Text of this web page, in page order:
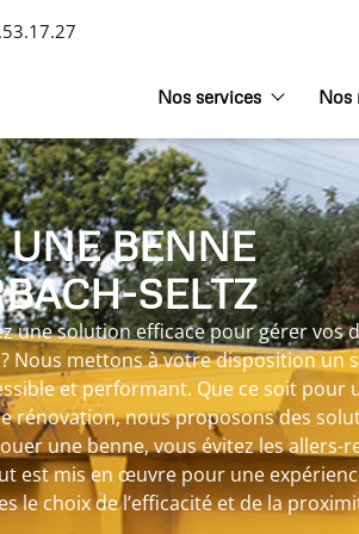
Nos services Nos
UNE BENNE
SELTZ
une solution efficace pour gérer vos
Nous mettons à votre disposition un
et performant. Que ce soit pour
rénovation, nous proposons des
une benne, vous évitez les allers-
est mis en œuvre pour une
le choix de l’efficacité et de la